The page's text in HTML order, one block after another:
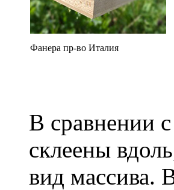
Фанера пр-во Италия
В сравнении
склеены
вид массива.